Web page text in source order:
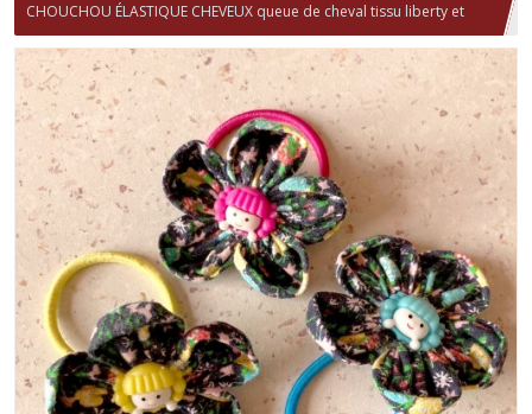
CHOUCHOU ÉLASTIQUE CHEVEUX queue de cheval tissu liberty et
bouton poupée - CH010